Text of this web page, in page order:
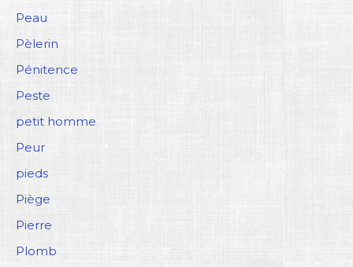
Peau
Pèlerin
Pénitence
Peste
petit homme
Peur
pieds
Piège
Pierre
Plomb